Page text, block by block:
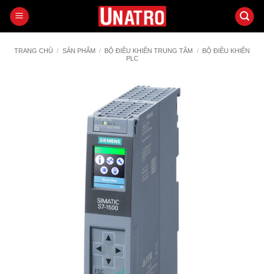
qua
dungTRANG CHỦ / SẢN PHẨM / BỘ ĐIỀU KHIỂN TRUNG TÂM /
BỘ ĐIỀU KHIỂN
PLC